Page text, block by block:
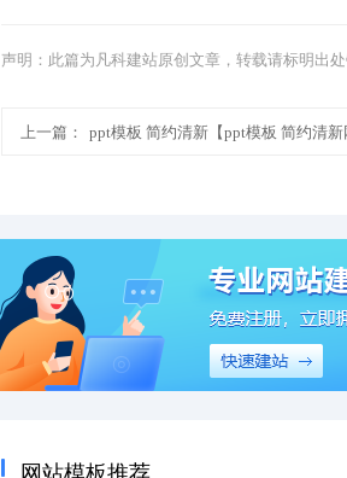
声明：此篇为凡科建站原创文章，转载请标明出处
上一篇： ppt模板 简约清新【ppt模板 简约清